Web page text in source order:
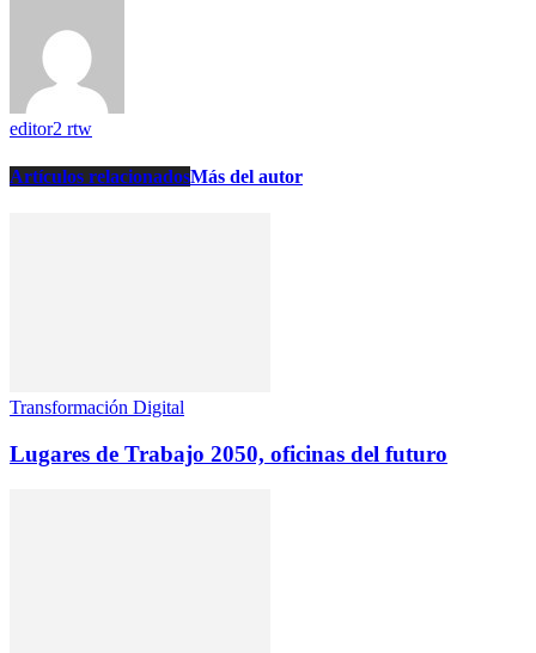
editor2 rtw
Artículos relacionadosMás del autor
Transformación Digital
Lugares de Trabajo 2050, oficinas del futuro